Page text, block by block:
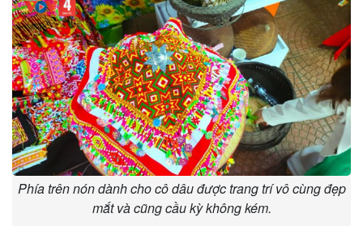
Phía trên nón dành cho cô dâu được trang trí vô cùng đẹp
mắt và cũng cầu kỳ không kém.